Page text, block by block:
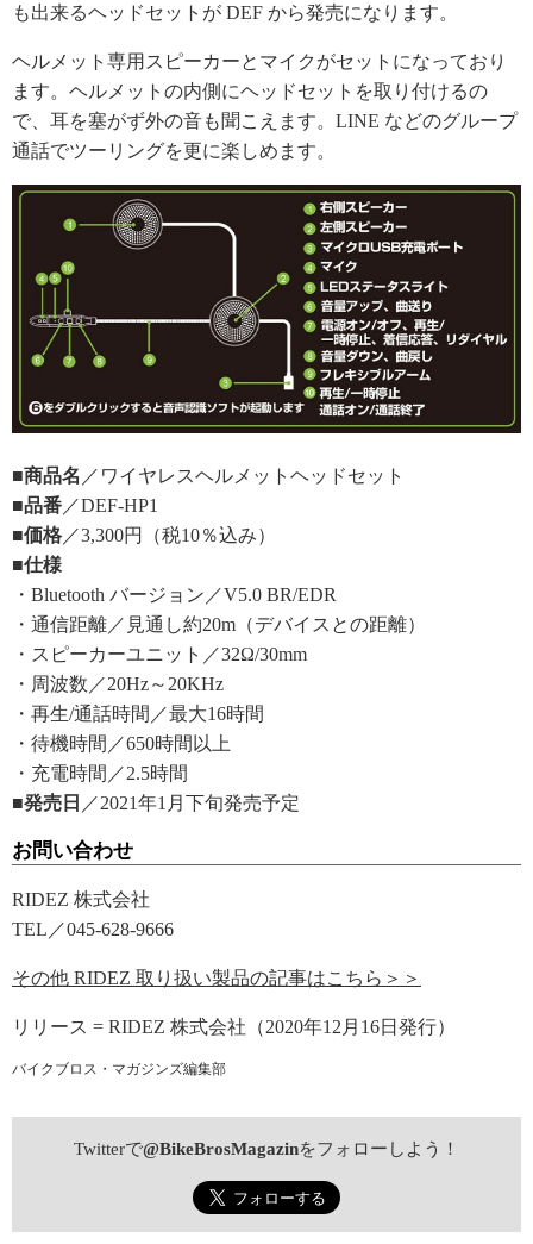
も出来るヘッドセットが DEF から発売になります。
ヘルメット専用スピーカーとマイクがセットになっており
ます。ヘルメットの内側にヘッドセットを取り付けるの
で、耳を塞がず外の音も聞こえます。LINE などのグループ
通話でツーリングを更に楽しめます。
■商品名 ／ワイヤレスヘルメットヘッドセット
■品番 ／DEF-HP1
■価格 ／3,300円（税10％込み）
■仕様
・Bluetooth バージョン／V5.0 BR/EDR
・通信距離／見通し約20m（デバイスとの距離）
・スピーカーユニット／32Ω/30mm
・周波数／20Hz～20KHz
・再生/通話時間／最大16時間
・待機時間／650時間以上
・充電時間／2.5時間
■発売日 ／2021年1月下旬発売予定
お問い合わせ
RIDEZ 株式会社
TEL／045-628-9666
その他 RIDEZ 取り扱い製品の記事はこちら＞＞
リリース = RIDEZ 株式会社（2020年12月16日発行）
バイクブロス・マガジンズ編集部
Twitterで@BikeBrosMagazinをフォローしよう！